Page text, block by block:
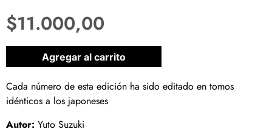
$11.000,00
1 disponibles
Agregar al carrito
Cada número de esta edición ha sido editado en tomos
idénticos a los japoneses
Autor: Yuto Suzuki